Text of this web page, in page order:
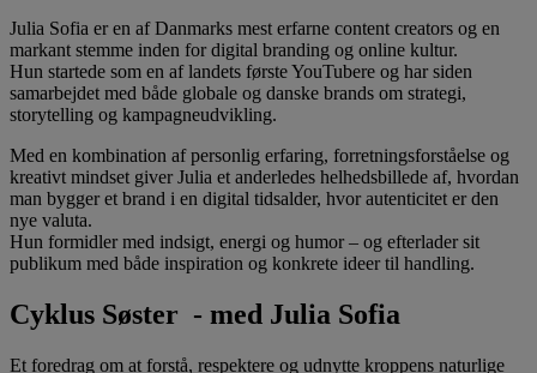
Julia Sofia er en af Danmarks mest erfarne content creators og en
markant stemme inden for digital branding og online kultur.
Hun startede som en af landets første YouTubere og har siden
samarbejdet med både globale og danske brands om strategi,
storytelling og kampagneudvikling.
Med en kombination af personlig erfaring, forretningsforståelse og
kreativt mindset giver Julia et anderledes helhedsbillede af, hvordan
man bygger et brand i en digital tidsalder, hvor autenticitet er den
nye valuta.
Hun formidler med indsigt, energi og humor – og efterlader sit
publikum med både inspiration og konkrete ideer til handling.
Cyklus Søster - med Julia Sofia
Et foredrag om at forstå, respektere og udnytte kroppens naturlige